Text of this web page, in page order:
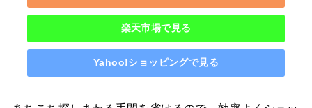
楽天市場で見る
Yahoo!ショッピングで見る